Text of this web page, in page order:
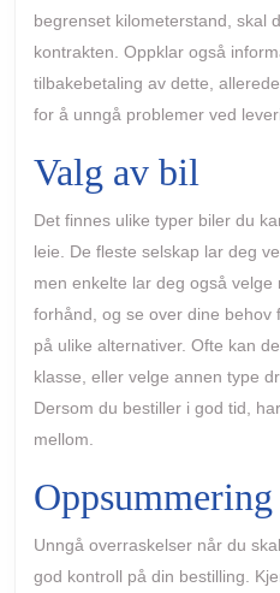
begrenset kilometerstand, skal
kontrakten. Oppklar også
tilbakebetaling av dette,
for å unngå problemer ved
Valg av bil
Det finnes ulike typer biler du
leie. De fleste selskap lar deg
men enkelte lar deg også
forhånd, og se over dine behov
på ulike alternativer. Ofte kan
klasse, eller velge annen type
Dersom du bestiller i god tid,
mellom.
Oppsummering
Unngå overraskelser når du
god kontroll på din bestilling.